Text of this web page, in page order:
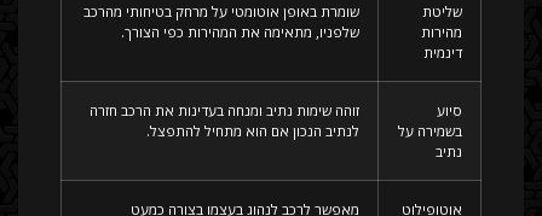
שליטת
מהירות
דינמית
שומרת באופן אוטומטי על מרחק בטיחותי מהרכב
שלפניו, מתאימה את המהירות כפי הצורך.
סיוע
בשמירה על
נתיב
זוהה שימות נתיב ומנחה בעדינות את הרכב חזרה
לנתיב הנכון אם הוא מתחיל להתפצל.
אוטופילוט מאפשר לרכב לנהוג בעצמו בצורה כמעט